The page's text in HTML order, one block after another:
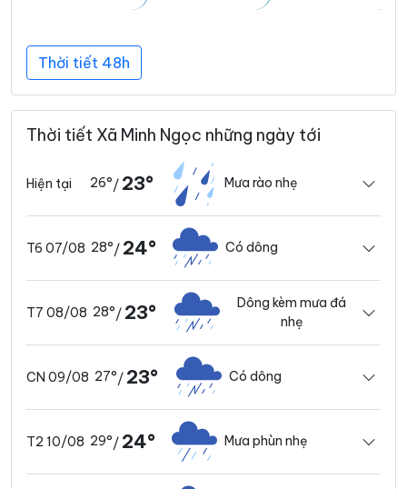
Thời tiết 48h
Thời tiết Xã Minh Ngọc những ngày tới
Hiện tại 26°/ 23° Mưa rào nhẹ
T6 07/08 28°/ 24° Có dông
T7 08/08 28°/ 23°
Dông kèm mưa đá
nhẹ
CN 09/08 27°/ 23° Có dông
T2 10/08 29°/ 24° Mưa phùn nhẹ